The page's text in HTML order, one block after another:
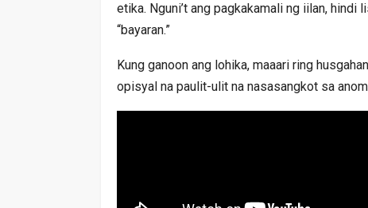
etika. Nguni’t ang pagkakamali ng iilan,
“bayaran.”
Kung ganoon ang lohika, maaari ring
opisyal na paulit-ulit na nasasangkot sa